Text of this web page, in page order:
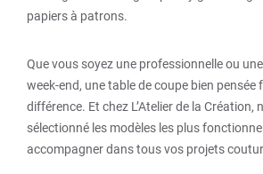
papiers à patrons.
Que vous soyez une professionnelle ou
week-end, une table de coupe bien pensée
différence. Et chez L’Atelier de la Création,
sélectionné les modèles les plus
accompagner dans tous vos projets